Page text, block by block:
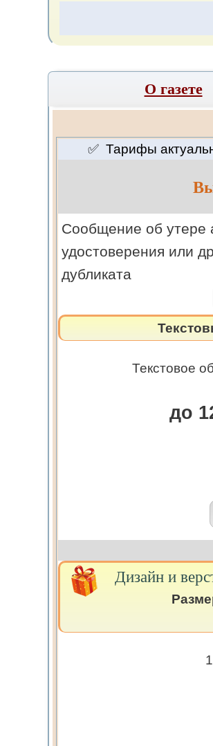
О газете
✅ Тарифы
Cообщение об утере
удостоверения или
дубликата
Текстовое
до
Дизайн и